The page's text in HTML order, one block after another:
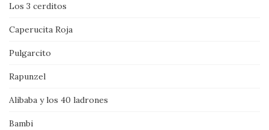
Los 3 cerditos
Caperucita Roja
Pulgarcito
Rapunzel
Alibaba y los 40 ladrones
Bambi